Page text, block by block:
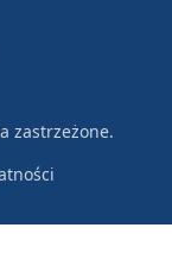
zastrzeżone.